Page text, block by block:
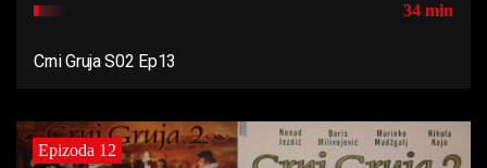
34 min
Crni Gruja S02 Ep13
Epizoda 12